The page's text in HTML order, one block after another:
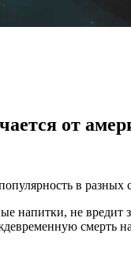
от
в разных
напитки, не вредит
смерть